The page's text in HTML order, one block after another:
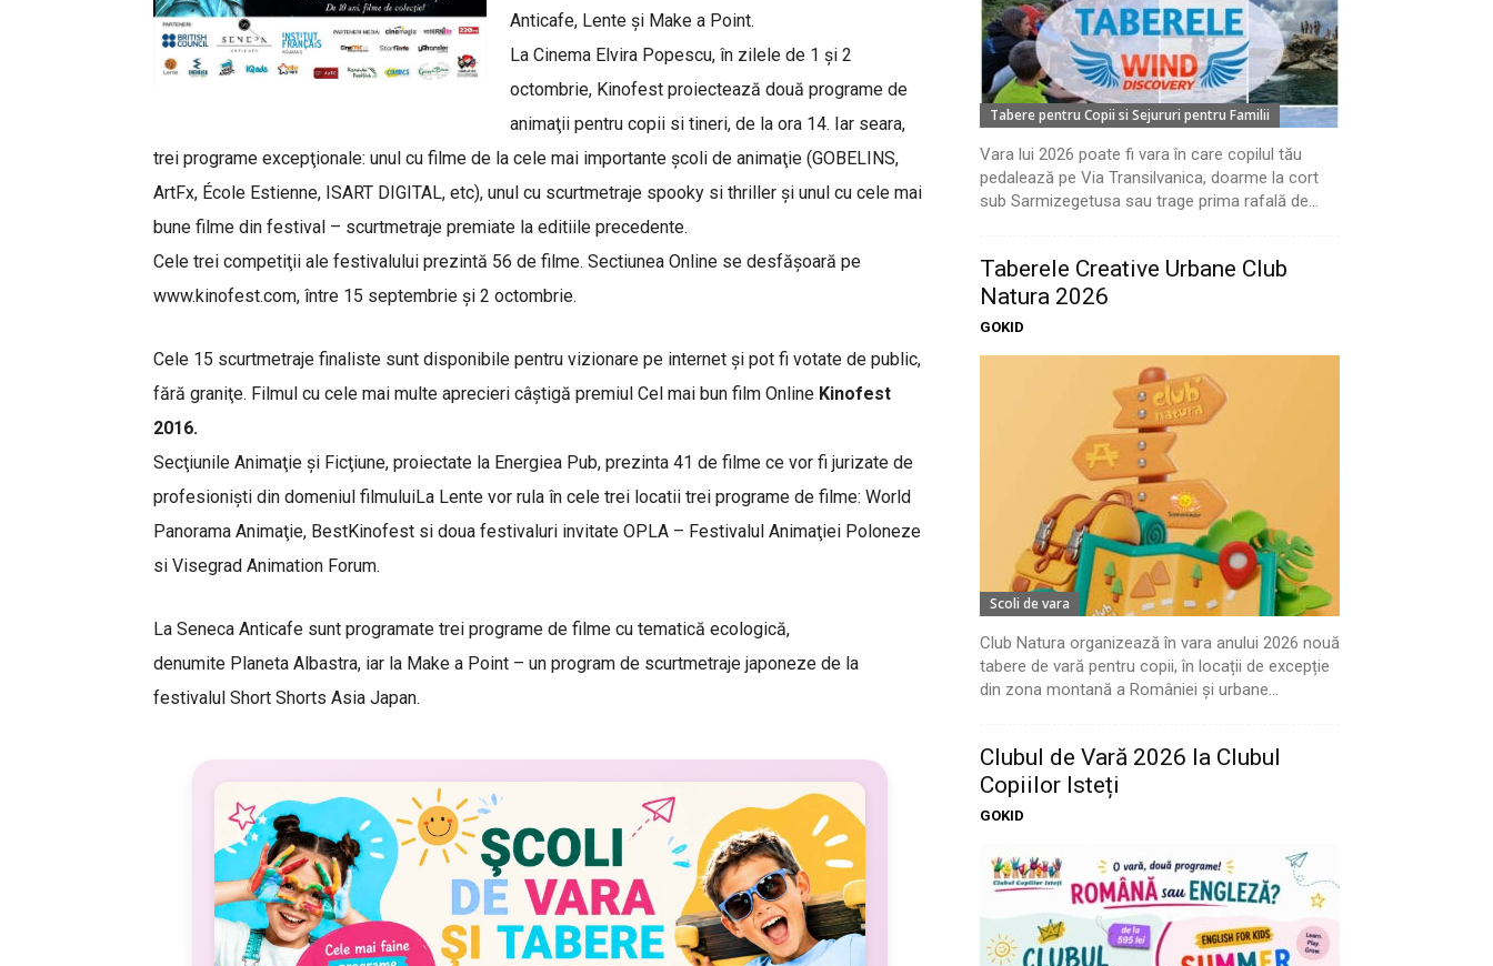
Anticafe, Lente şi Make a Point.
La Cinema Elvira Popescu, în zilele de 1 şi 2
octombrie, Kinofest proiectează două programe de
animaţii pentru copii si tineri, de la ora 14. Iar seara,
trei programe excepţionale: unul cu filme de la cele mai importante şcoli de animaţie (GOBELINS,
ArtFx, École Estienne, ISART DIGITAL, etc), unul cu scurtmetraje spooky si thriller şi unul cu cele mai
bune filme din festival – scurtmetraje premiate la editiile precedente.
Cele trei competiţii ale festivalului prezintă 56 de filme. Sectiunea Online se desfăşoară pe
www.kinofest.com, între 15 septembrie şi 2 octombrie.
Cele 15 scurtmetraje finaliste sunt disponibile pentru vizionare pe internet şi pot fi votate de public,
fără graniţe. Filmul cu cele mai multe aprecieri câştigă premiul Cel mai bun film Online Kinofest
2016.
Secţiunile Animaţie şi Ficţiune, proiectate la Energiea Pub, prezinta 41 de filme ce vor fi jurizate de
profesionişti din domeniul filmuluiLa Lente vor rula în cele trei locatii trei programe de filme: World
Panorama Animaţie, BestKinofest si doua festivaluri invitate OPLA – Festivalul Animaţiei Poloneze
si Visegrad Animation Forum.
La Seneca Anticafe sunt programate trei programe de filme cu tematică ecologică,
denumite Planeta Albastra, iar la Make a Point – un program de scurtmetraje japoneze de la
festivalul Short Shorts Asia Japan.
Tabere pentru Copii si Sejururi pentru Familii
Vara lui 2026 poate fi vara în care copilul tău
pedalează pe Via Transilvanica, doarme la cort
sub Sarmizegetusa sau trage prima rafală de...
Taberele Creative Urbane Club
Natura 2026
GOKID
Scoli de vara
Club Natura organizează în vara anului 2026 nouă
tabere de vară pentru copii, în locații de excepție
din zona montană a României și urbane...
Clubul de Vară 2026 la Clubul
Copiilor Isteți
GOKID